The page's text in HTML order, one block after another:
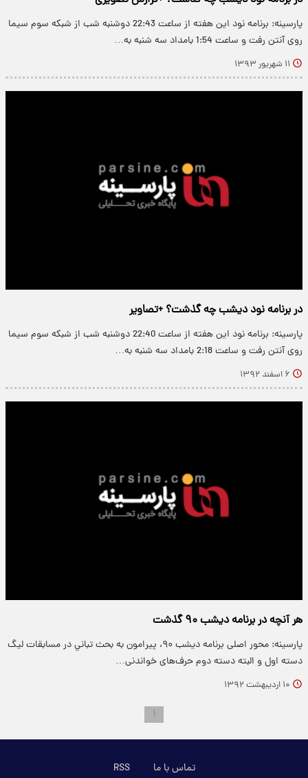
پارسینه: برنامه نود این هفته از ساعت 22:43 دوشنبه شب از شبکه سوم سیما
روی آنتن رفت و ساعت 1:54 بامداد سه شنبه به…
۱۱ شهریور ۱۳۹۳
در برنامه نود دیشب چه گذشت؟ +تصاویر
پارسینه: برنامه نود این هفته از ساعت 22:40 دوشنبه شب از شبکه سوم سیما
روی آنتن رفت و ساعت 2:18 بامداد سه شنبه به…
۶ اسفند ۱۳۹۲
هر آنچه در برنامه دیشب ۹۰ گذشت
پارسینه: محور اصلی برنامه دیشب ۹۰، پیرامون به بحث تباني در مسابقات ليگ
دسته اول و البته دسته دوم حرف‌های خواندنی…
۱۰ اردیبهشت ۱۳۹۲
۱
تماس با ما RSS